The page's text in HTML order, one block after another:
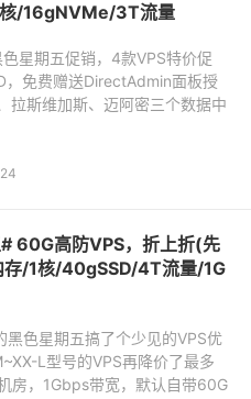
/16gNVMe/3T流量
星期五促销，4款VPS特价促
，免费赠送DirectAdmin面板授
拉斯维加斯、迈阿密三个数据中
60G高防VPS，折上折(先
/1核/40gSSD/4T流量/1G
色星期五搞了个少见的VPS优
L型号的VPS再降价了最多
房，1Gbps带宽，默认自带60G